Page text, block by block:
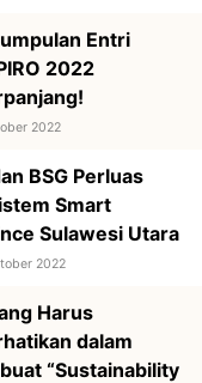
Entri
2022
2022
BSG Perluas
Smart
Sulawesi Utara
2022
Harus
dalam
“Sustainability